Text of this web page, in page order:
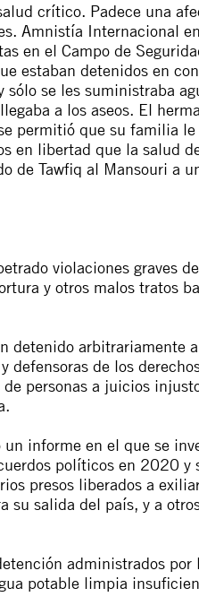
crítico. Padece una
Amnistía Internacional
en el Campo de
estaban detenidos en
se les suministraba
a los aseos. El
permitió que su familia
en libertad que la salud
de Tawfiq al Mansouri a
violaciones graves
y otros malos tratos
detenido arbitrariamente
defensoras de los
personas a juicios
.
un informe en el que se
políticos en 2020 y
presos liberados a
su salida del país, y a
administrados por
potable limpia